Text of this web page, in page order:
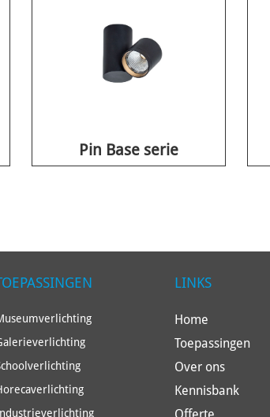
Pin Base serie
LINKS
Home
Toepassingen
Over ons
Kennisbank